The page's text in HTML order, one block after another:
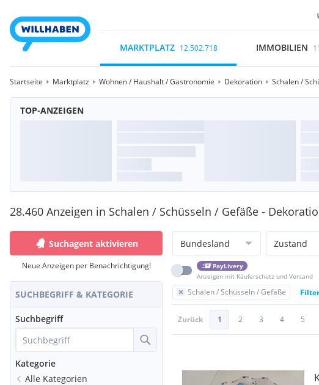
MARKTPLATZ 12.502.718 IMMOBILIEN
Startseite Marktplatz Wohnen / Haushalt / Gastronomie Dekoration Schalen /
TOP-ANZEIGEN
28.460 Anzeigen in Schalen / Schüsseln / Gefäße -
Suchagent aktivieren
Neue Anzeigen per Benachrichtigung!
SUCHBEGRIFF & KATEGORIE
Suchbegriff
Kategorie
Alle Kategorien
Bundesland Zustand
PayLivery
Anzeigen mit Käuferschutz und Versand
Schalen / Schüsseln / Gefäße
Zurück 1 2 3 4 5